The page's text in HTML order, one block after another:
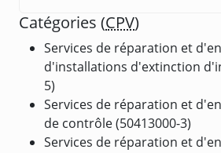
Catégories (CPV)
Services de réparation et
d'installations d'extinction
5)
Services de réparation et
de contrôle (50413000-3)
Services de réparation et